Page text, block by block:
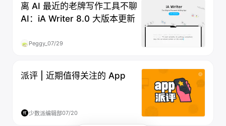
离 AI 最近的老牌写作工具不聊
AI：iA Writer 8.0 大版本更新
Peggy_ 07/29
派评 | 近期值得关注的 App
少数派编辑部07/20